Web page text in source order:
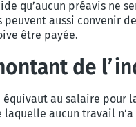
qu’aucun préavis ne
peuvent aussi convenir
être payée.
de
au salaire pour
aucun travail